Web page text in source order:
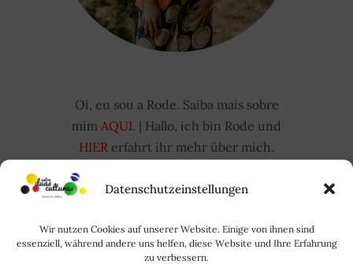
Datenschutzeinstellungen
Wir nutzen Cookies auf unserer Website. Einige von ihnen sind
essenziell, während andere uns helfen, diese Website und Ihre Erfahrung
zu verbessern.
Oi, eu sou a Rode. Saiba mais sobre
mim AQUI. | Hallo, ich bin Rode und
HIER erfahrt ihr mehr über mich.
Suchen